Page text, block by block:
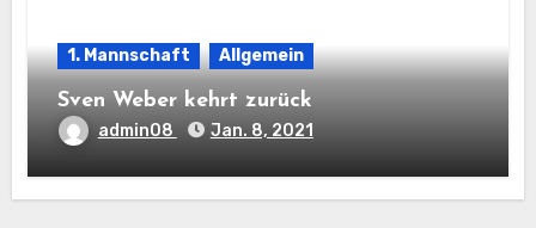
1. Mannschaft Allgemein
Sven Weber kehrt zurück
admin08 Jan. 8, 2021